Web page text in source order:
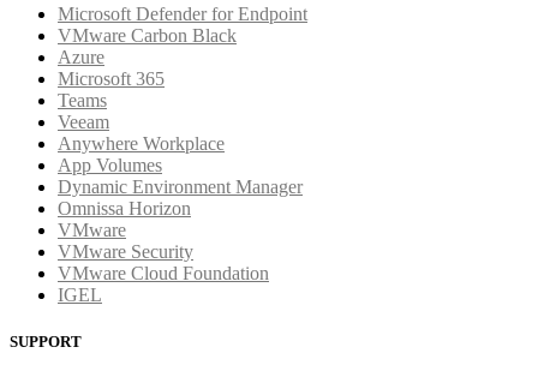
Microsoft Defender for Endpoint
VMware Carbon Black
Azure
Microsoft 365
Teams
Veeam
Anywhere Workplace
App Volumes
Dynamic Environment Manager
Omnissa Horizon
VMware
VMware Security
VMware Cloud Foundation
IGEL
SUPPORT